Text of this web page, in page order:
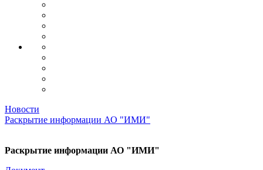
Новости
Раскрытие информации АО "ИМИ"
Раскрытие информации АО "ИМИ"